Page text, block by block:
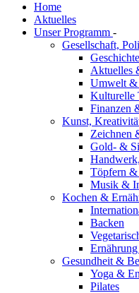
Home
Aktuelles
Unser Programm -
Gesellschaft,
Aktuelles
Umwelt &
Kulturelle
Finanzen
Kunst,
Zeichnen
Gold- &
Töpfern
Musik &
Kochen &
Backen
Gesundheit &
Yoga &
Pilates